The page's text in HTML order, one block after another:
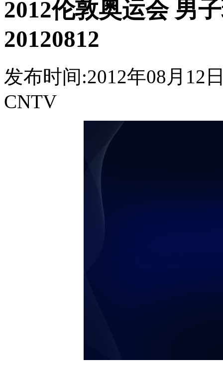
2012伦敦奥运会 男
20120812
发布时间:2012年08月12
CNTV